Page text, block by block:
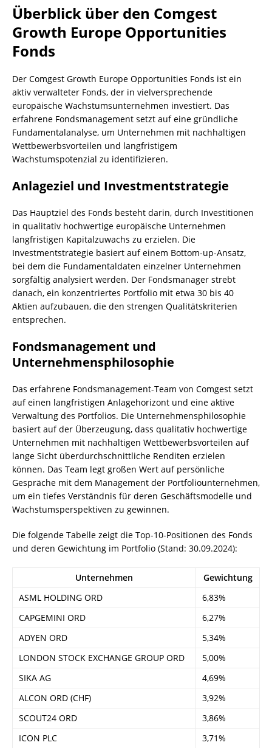
Überblick über den Comgest
Growth Europe Opportunities
Fonds
Der Comgest Growth Europe Opportunities Fonds ist ein
aktiv verwalteter Fonds, der in vielversprechende
europäische Wachstumsunternehmen investiert. Das
erfahrene Fondsmanagement setzt auf eine gründliche
Fundamentalanalyse, um Unternehmen mit nachhaltigen
Wettbewerbsvorteilen und langfristigem
Wachstumspotenzial zu identifizieren.
Anlageziel und Investmentstrategie
Das Hauptziel des Fonds besteht darin, durch Investitionen
in qualitativ hochwertige europäische Unternehmen
langfristigen Kapitalzuwachs zu erzielen. Die
Investmentstrategie basiert auf einem Bottom-up-Ansatz,
bei dem die Fundamentaldaten einzelner Unternehmen
sorgfältig analysiert werden. Der Fondsmanager strebt
danach, ein konzentriertes Portfolio mit etwa 30 bis 40
Aktien aufzubauen, die den strengen Qualitätskriterien
entsprechen.
Fondsmanagement und
Unternehmensphilosophie
Das erfahrene Fondsmanagement-Team von Comgest setzt
auf einen langfristigen Anlagehorizont und eine aktive
Verwaltung des Portfolios. Die Unternehmensphilosophie
basiert auf der Überzeugung, dass qualitativ hochwertige
Unternehmen mit nachhaltigen Wettbewerbsvorteilen auf
lange Sicht überdurchschnittliche Renditen erzielen
können. Das Team legt großen Wert auf persönliche
Gespräche mit dem Management der Portfoliounternehmen,
um ein tiefes Verständnis für deren Geschäftsmodelle und
Wachstumsperspektiven zu gewinnen.
Die folgende Tabelle zeigt die Top-10-Positionen des Fonds
und deren Gewichtung im Portfolio (Stand: 30.09.2024):
Unternehmen
Gewichtung
ASML HOLDING ORD
6,83%
CAPGEMINI ORD
6,27%
ADYEN ORD
5,34%
LONDON STOCK EXCHANGE GROUP ORD
5,00%
SIKA AG
4,69%
ALCON ORD (CHF)
3,92%
SCOUT24 ORD
3,86%
ICON PLC
3,71%